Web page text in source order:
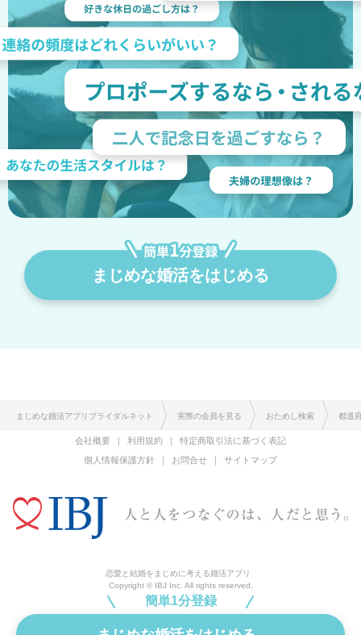
まじめな婚活をはじめる
簡単1分登録
まじめな婚活アプリブライダルネット 実際の会員を見る おためし検索 都道
会社概要 利用規約
特定商取引法に基づく表記
個人情報保護方針
お問合せ サイトマップ
恋愛と結婚をまじめに考える婚活アプリ
Copyright © IBJ Inc. All rights reserved.